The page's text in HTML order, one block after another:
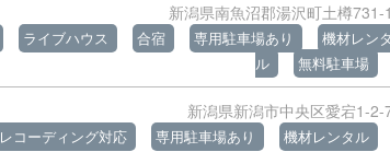
新潟県南魚沼郡湯沢町土樽731-1
ライブハウス 合宿 専用駐車場あり
機材レンタ
ル
無料駐車場
新潟県新潟市中央区愛宕1-2-
レコーディング対応 専用駐車場あり 機材レンタル